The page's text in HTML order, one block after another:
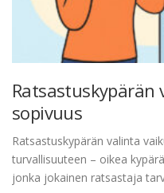
Ratsastuskypärän
sopivuus
Ratsastuskypärän valinta
turvallisuuteen – oikea
jonka jokainen ratsastaja